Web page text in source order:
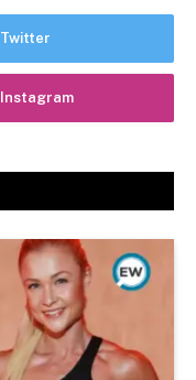
Twitter
Instagram